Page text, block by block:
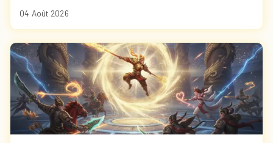
04 Août 2026